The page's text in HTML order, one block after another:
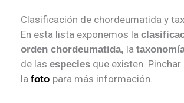
Clasificación de chordeumatida y
En esta lista exponemos la
orden chordeumatida, la
de las especies que existen. Pinchar
la foto para más información.